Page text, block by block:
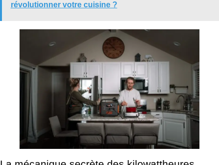
révolutionner votre cuisine ?